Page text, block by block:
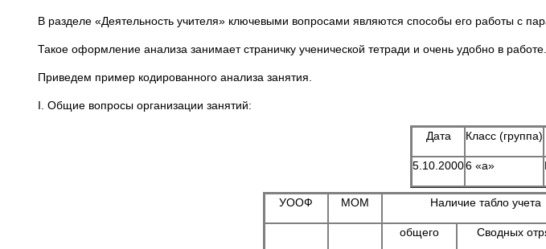
В разделе «Деятельность учителя» ключевыми вопросами являются способы его работы с
Такое оформление анализа занимает страничку ученической тетради и очень удобно в работе.
Приведем пример кодированного анализа занятия.
I. Общие вопросы организации занятий:
Дата Класс (группа)
5.10.20006 «а»
УООФ МОМ Наличие табло учета
общего Сводных